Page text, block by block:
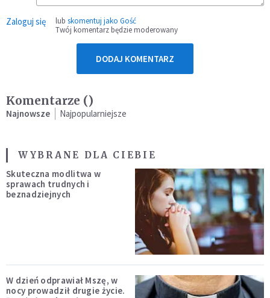
Zaloguj się lub skomentuj jako Gość
Twój komentarz będzie moderowany
DODAJ KOMENTARZ
Komentarze ()
Najnowsze Najpopularniejsze
WYBRANE DLA CIEBIE
Skuteczna modlitwa w
sprawach trudnych i
beznadziejnych
W dzień odprawiał Mszę, w
nocy prowadził drugie życie.